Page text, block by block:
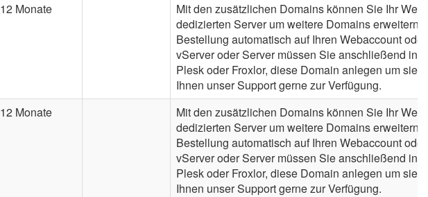
12 Monate
Mit den zusätzlichen Domains können Sie Ihr
dedizierten Server um weitere Domains
Bestellung automatisch auf Ihren Webaccount
vServer oder Server müssen Sie anschließend in
Plesk oder Froxlor, diese Domain anlegen um sie
Ihnen unser Support gerne zur Verfügung.
12 Monate
Mit den zusätzlichen Domains können Sie Ihr
dedizierten Server um weitere Domains
Bestellung automatisch auf Ihren Webaccount
vServer oder Server müssen Sie anschließend in
Plesk oder Froxlor, diese Domain anlegen um sie
Ihnen unser Support gerne zur Verfügung.